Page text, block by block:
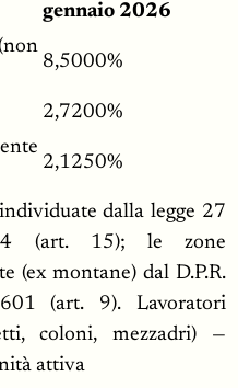
gennaio 2026
8,5000%
2,7200%
2,1250%
dalla legge 27
(art. 15); le zone
(ex montane) dal D.P.R.
(art. 9). Lavoratori
coloni, mezzadri) —
attiva